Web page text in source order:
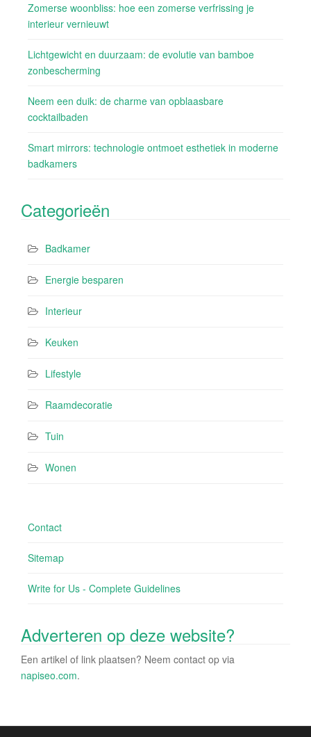
Zomerse woonbliss: hoe een zomerse verfrissing je
interieur vernieuwt
Lichtgewicht en duurzaam: de evolutie van bamboe
zonbescherming
Neem een duik: de charme van opblaasbare
cocktailbaden
Smart mirrors: technologie ontmoet esthetiek in moderne
badkamers
Categorieën
Badkamer
Energie besparen
Interieur
Keuken
Lifestyle
Raamdecoratie
Tuin
Wonen
Contact
Sitemap
Write for Us - Complete Guidelines
Adverteren op deze website?
Een artikel of link plaatsen? Neem contact op via
napiseo.com.